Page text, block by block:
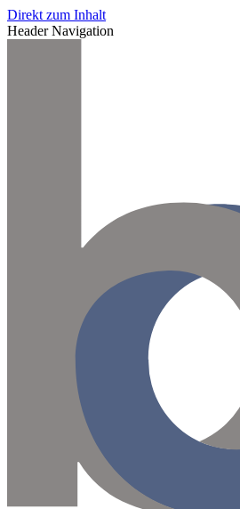
Direkt zum Inhalt
Header Navigation